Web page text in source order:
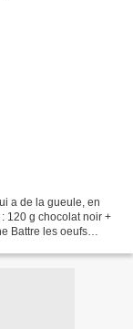
a de la gueule, en
120 g chocolat noir +
Battre les oeufs